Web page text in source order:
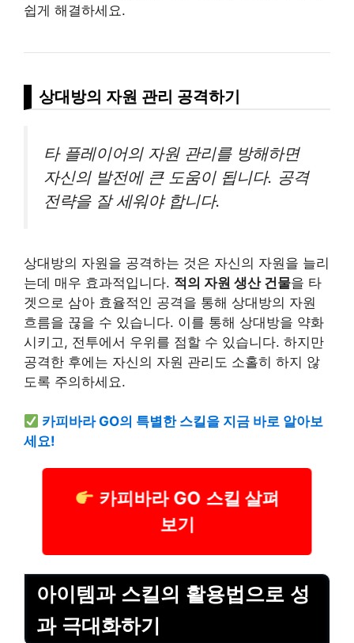
쉽게 해결하세요.
상대방의 자원 관리 공격하기
타 플레이어의 자원 관리를 방해하면
자신의 발전에 큰 도움이 됩니다. 공격
전략을 잘 세워야 합니다.
상대방의 자원을 공격하는 것은 자신의 자원을 늘리
는데 매우 효과적입니다. 적의 자원 생산 건물을 타
겟으로 삼아 효율적인 공격을 통해 상대방의 자원
흐름을 끊을 수 있습니다. 이를 통해 상대방을 약화
시키고, 전투에서 우위를 점할 수 있습니다. 하지만
공격한 후에는 자신의 자원 관리도 소홀히 하지 않
도록 주의하세요.
카피바라 GO의 특별한 스킬을 지금 바로 알아보
세요!
카피바라 GO 스킬 살펴
보기
아이템과 스킬의 활용법으로 성
과 극대화하기